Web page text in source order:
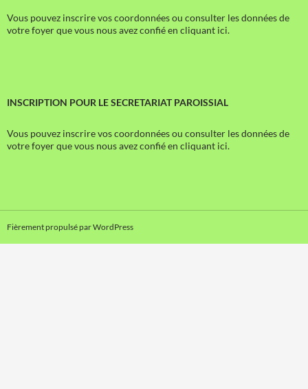
Vous pouvez inscrire vos coordonnées ou consulter les données de
votre foyer que vous nous avez confié en cliquant ici.
INSCRIPTION POUR LE SECRETARIAT PAROISSIAL
Vous pouvez inscrire vos coordonnées ou consulter les données de
votre foyer que vous nous avez confié en cliquant ici.
Fièrement propulsé par WordPress